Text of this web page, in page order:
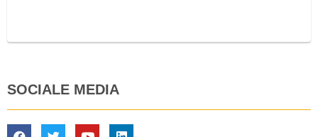
SOCIALE MEDIA